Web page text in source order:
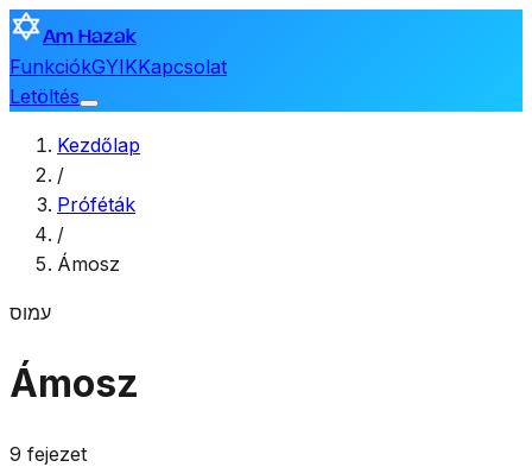
Am Hazak
FunkciókGYIKKapcsolat
Letöltés
Kezdőlap
/
Próféták
/
Ámosz
עמוס
Ámosz
9 fejezet